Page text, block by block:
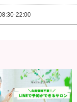
22:00